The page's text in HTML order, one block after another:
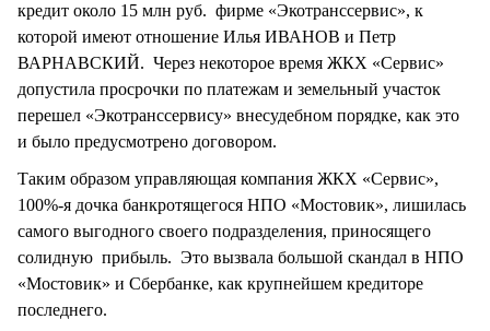
кредит около 15 млн руб. фирме «Экотранссервис», к
которой имеют отношение Илья ИВАНОВ и Петр
ВАРНАВСКИЙ. Через некоторое время ЖКХ «Сервис»
допустила просрочки по платежам и земельный участок
перешел «Экотранссервису» внесудебном порядке, как это
и было предусмотрено договором.
Таким образом управляющая компания ЖКХ «Сервис»,
100%-я дочка банкротящегося НПО «Мостовик», лишилась
самого выгодного своего подразделения, приносящего
солидную прибыль. Это вызвала большой скандал в НПО
«Мостовик» и Сбербанке, как крупнейшем кредиторе
последнего.